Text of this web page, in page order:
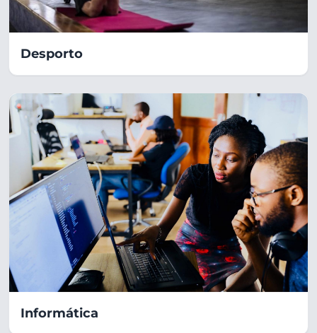
Desporto
Informática